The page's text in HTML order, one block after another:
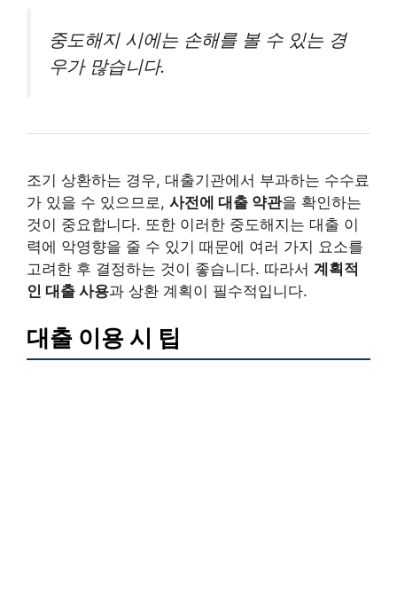
중도해지 시에는 손해를 볼 수 있는 경
우가 많습니다.
조기 상환하는 경우, 대출기관에서 부과하는 수수료
가 있을 수 있으므로, 사전에 대출 약관을 확인하는
것이 중요합니다. 또한 이러한 중도해지는 대출 이
력에 악영향을 줄 수 있기 때문에 여러 가지 요소를
고려한 후 결정하는 것이 좋습니다. 따라서 계획적
인 대출 사용과 상환 계획이 필수적입니다.
대출 이용 시 팁